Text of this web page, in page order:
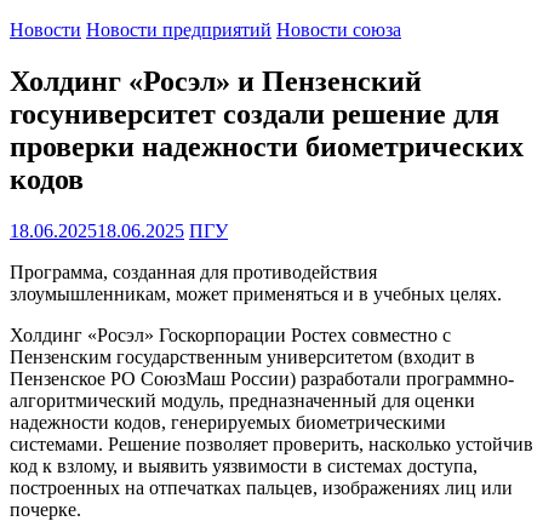
Новости Новости предприятий Новости союза
Холдинг «Росэл» и Пензенский
госуниверситет создали решение для
проверки надежности биометрических
кодов
18.06.202518.06.2025 ПГУ
Программа, созданная для противодействия
злоумышленникам, может применяться и в учебных целях.
Холдинг «Росэл» Госкорпорации Ростех совместно с
Пензенским государственным университетом (входит в
Пензенское РО СоюзМаш России) разработали программно-
алгоритмический модуль, предназначенный для оценки
надежности кодов, генерируемых биометрическими
системами. Решение позволяет проверить, насколько устойчив
код к взлому, и выявить уязвимости в системах доступа,
построенных на отпечатках пальцев, изображениях лиц или
почерке.